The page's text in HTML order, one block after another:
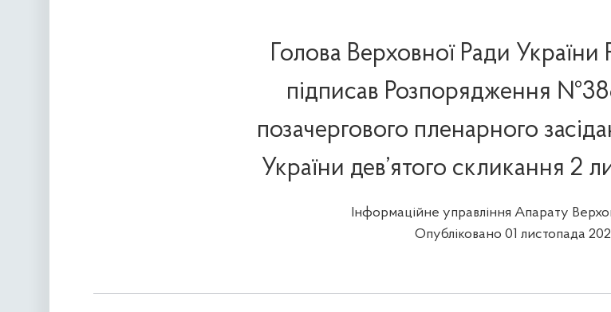
Голова Верховної Ради
підписав Розпорядження
позачергового пленарного
України дев’ятого скликання 2
Інформаційне управління Апарату
Опубліковано 01 листопада